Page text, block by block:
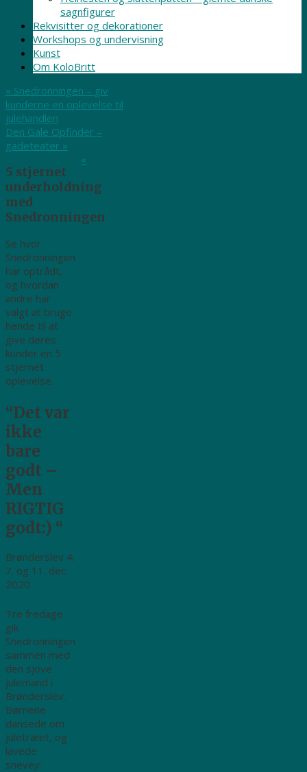
sagnfigurer
Rekvisitter og dekorationer
Workshops og undervisning
Kunst
Om KoloBritt
« Snedronningen – giv
kunderne en oplevelse til
julehandlen
Den Gale Opfinder –
gadeteater »
5 stjernet
underholdning
med
Snedronningen
Se hvor
Snedronningen
har optrådt,
og hvordan
andre har
valgt at bruge
hende til at
give deres
kunder en 5
stjernet
oplevelse.
“Det var
ikke
bare
godt –
Men
RIGTIG
godt:) “
Brønderslev 4.
7. og 11. dec.
2020
Tre fredage
gik
Snedronningen
sammen med
den sjove
julemand i
Brønderslev.
Børnene
dansede om
juletræet, og
lavede
snevejr.
«